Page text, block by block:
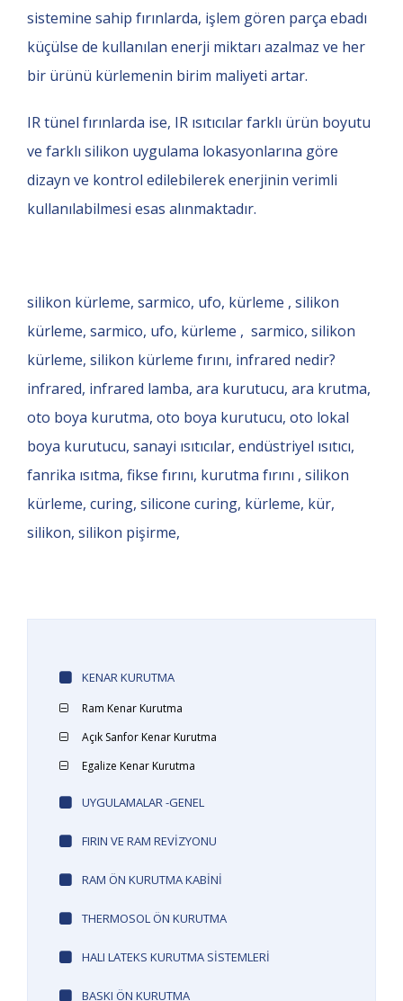
sistemine sahip fırınlarda, işlem gören parça ebadı
küçülse de kullanılan enerji miktarı azalmaz ve her
bir ürünü kürlemenin birim maliyeti artar.
IR tünel fırınlarda ise, IR ısıtıcılar farklı ürün boyutu
ve farklı silikon uygulama lokasyonlarına göre
dizayn ve kontrol edilebilerek enerjinin verimli
kullanılabilmesi esas alınmaktadır.
silikon kürleme, sarmico, ufo, kürleme , silikon
kürleme, sarmico, ufo, kürleme , sarmico, silikon
kürleme, silikon kürleme fırını, infrared nedir?
infrared, infrared lamba, ara kurutucu, ara krutma,
oto boya kurutma, oto boya kurutucu, oto lokal
boya kurutucu, sanayi ısıtıcılar, endüstriyel ısıtıcı,
fanrika ısıtma, fikse fırını, kurutma fırını , silikon
kürleme, curing, silicone curing, kürleme, kür,
silikon, silikon pişirme,
KENAR KURUTMA
Ram Kenar Kurutma
Açık Sanfor Kenar Kurutma
Egalize Kenar Kurutma
UYGULAMALAR -GENEL
FIRIN VE RAM REVIZYONU
RAM ÖN KURUTMA KABINI
THERMOSOL ÖN KURUTMA
HALI LATEKS KURUTMA SISTEMLERI
BASKI ÖN KURUTMA